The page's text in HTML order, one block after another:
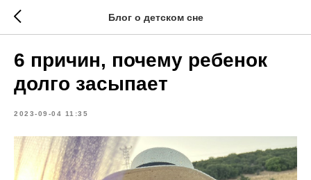
Блог о детском сне
6 причин, почему ребенок
долго засыпает
2023-09-04 11:35